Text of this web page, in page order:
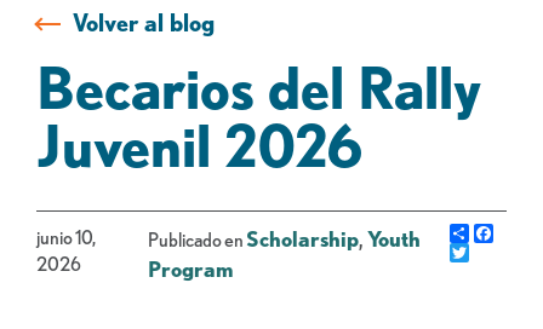
Volver al blog
Becarios del Rally
Juvenil 2026
junio 10,
2026
Publicado en Scholarship,Youth
Program
Share
Gorjeo